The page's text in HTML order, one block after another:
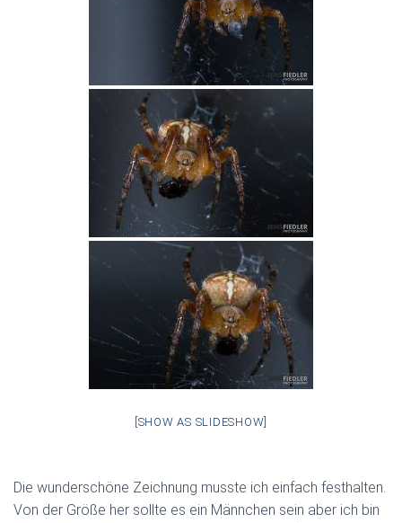
[SHOW AS SLIDESHOW]
Die wunderschöne Zeichnung musste ich einfach festhalten.
Von der Größe her sollte es ein Männchen sein aber ich bin